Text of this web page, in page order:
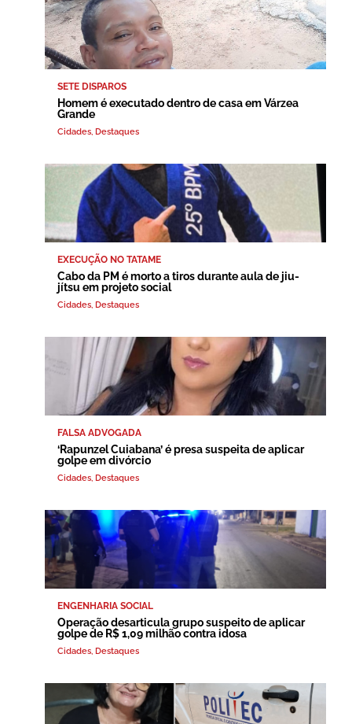
SETE DISPAROS
Homem é executado dentro de casa em Várzea
Grande
Cidades, Destaques
EXECUÇÃO NO TATAME
Cabo da PM é morto a tiros durante aula de jiu-
jítsu em projeto social
Cidades, Destaques
FALSA ADVOGADA
‘Rapunzel Cuiabana’ é presa suspeita de aplicar
golpe em divórcio
Cidades, Destaques
ENGENHARIA SOCIAL
Operação desarticula grupo suspeito de aplicar
golpe de R$ 1,09 milhão contra idosa
Cidades, Destaques